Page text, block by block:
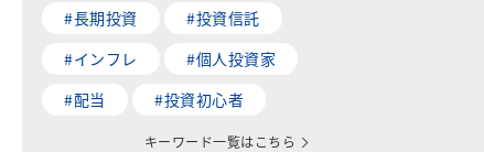
#長期投資
#投資信託
#インフレ
#個人投資家
#配当
#投資初心者
キーワード一覧はこちら